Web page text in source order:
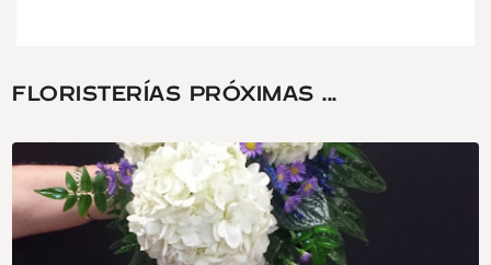
FLORISTERÍAS PRÓXIMAS ...